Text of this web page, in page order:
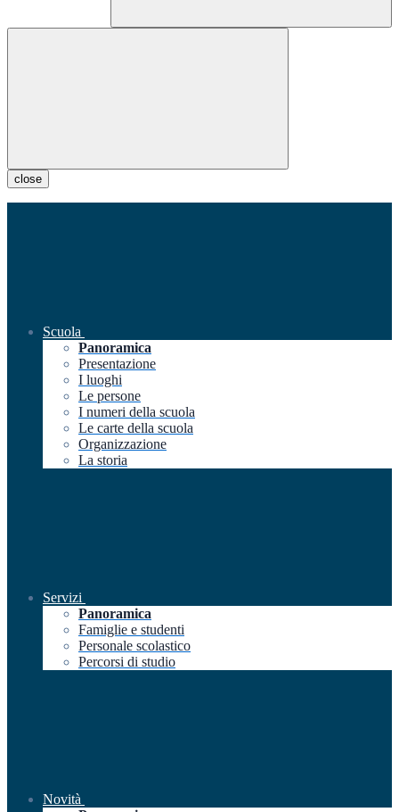
close
Scuola
Panoramica
Presentazione
I luoghi
Le persone
I numeri della scuola
Le carte della scuola
Organizzazione
La storia
Servizi
Panoramica
Famiglie e studenti
Personale scolastico
Percorsi di studio
Novità